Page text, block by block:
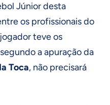
Júnior desta
os profissionais do
teve os
a apuração da
Toca, não precisará